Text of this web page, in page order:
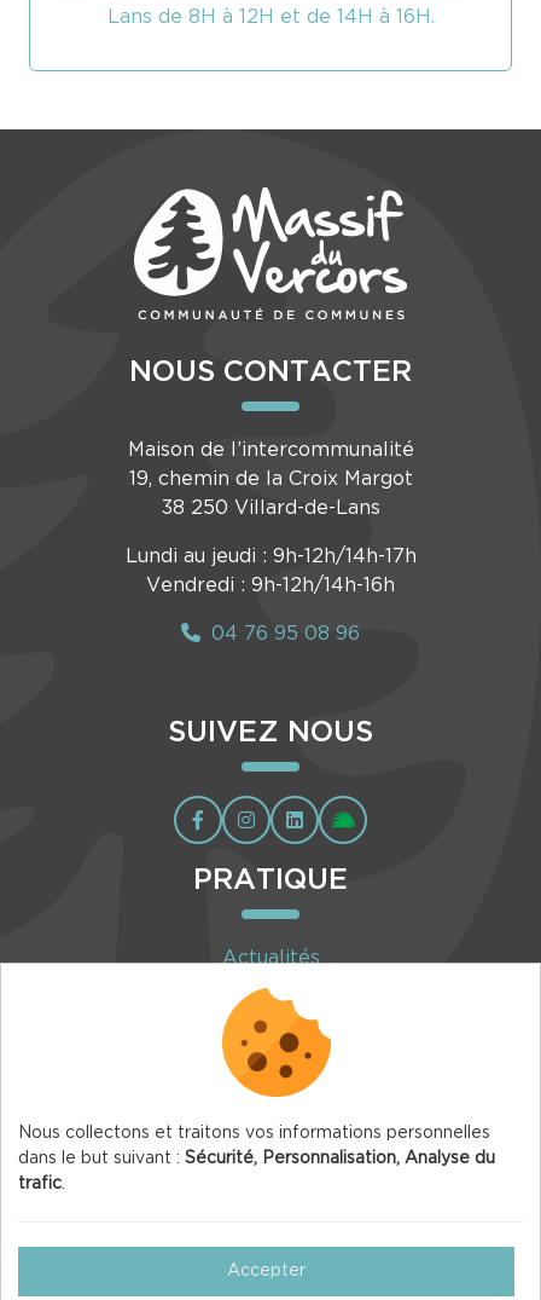
Lans de 8H à 12H et de 14H à 16H.
NOUS CONTACTER
Maison de l’intercommunalité
19, chemin de la Croix Margot
38 250 Villard-de-Lans
Lundi au jeudi : 9h-12h/14h-17h
Vendredi : 9h-12h/14h-16h
04 76 95 08 96
SUIVEZ NOUS
PRATIQUE
Actualités
Agenda
Inscription à la newsletter
Nous collectons et traitons vos informations personnelles
dans le but suivant : Sécurité, Personnalisation, Analyse du
trafic.
Accepter